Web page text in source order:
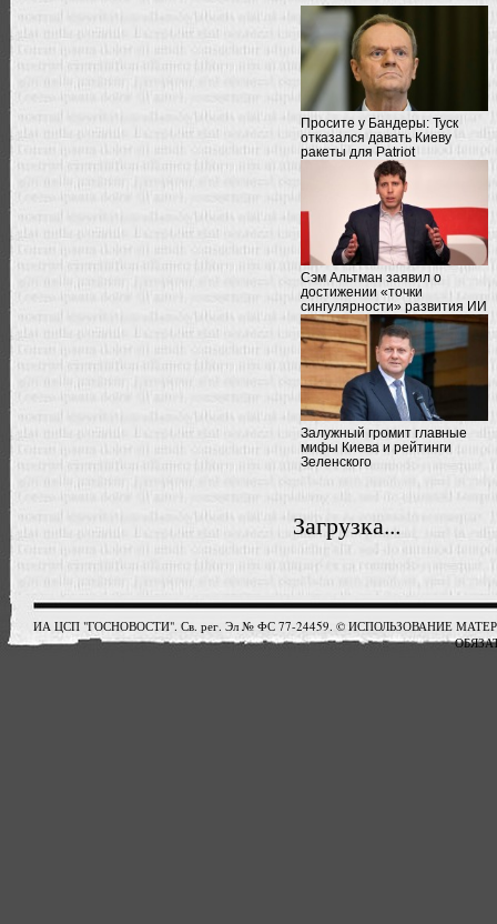
Просите у Бандеры: Туск
отказался давать Киеву
ракеты для Patriot
Сэм Альтман заявил о
достижении «точки
сингулярности» развития ИИ
Залужный громит главные
мифы Киева и рейтинги
Зеленского
Загрузка...
ИА ЦСП "ГОСНОВОСТИ". Св. рег. Эл № ФС 77-24459. © ИСПОЛЬЗОВАНИЕ